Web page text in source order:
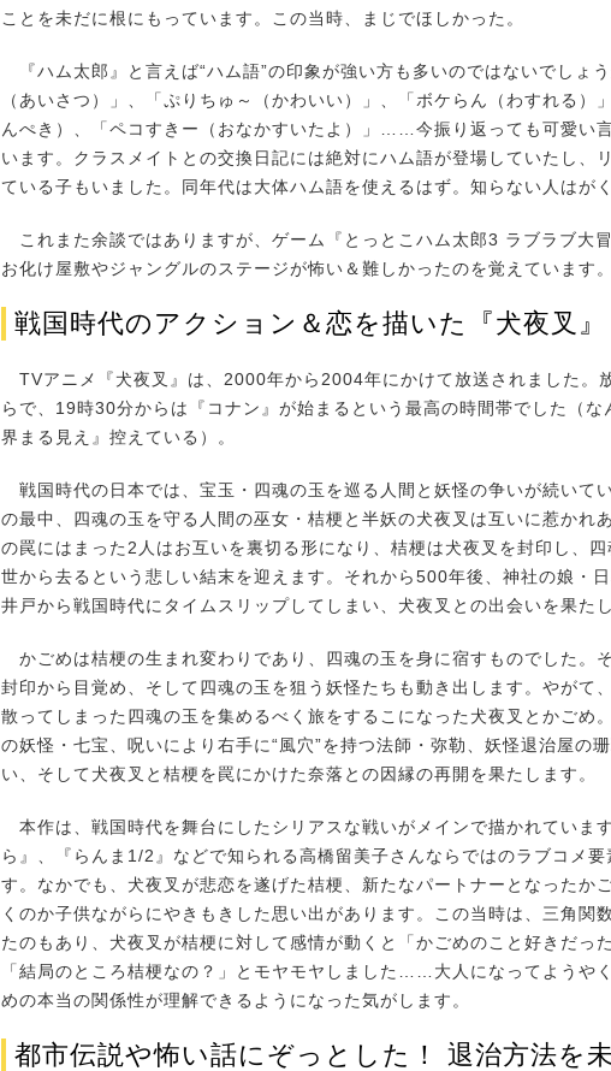
ことを未だに根にもっています。この当時、まじでほしかった。
『ハム太郎』と言えば“ハム語”の印象が強い方も多いのではないでしょ
（あいさつ）」、「ぷりちゅ～（かわいい）」、「ボケらん（わすれる）
んぺき）、「ペコすきー（おなかすいたよ）」……今振り返っても可愛い
います。クラスメイトとの交換日記には絶対にハム語が登場していたし、
ている子もいました。同年代は大体ハム語を使えるはず。知らない人はが
これまた余談ではありますが、ゲーム『とっとこハム太郎3 ラブラブ大冒
お化け屋敷やジャングルのステージが怖い＆難しかったのを覚えています。
戦国時代のアクション＆恋を描いた『犬夜叉』
TVアニメ『犬夜叉』は、2000年から2004年にかけて放送されました。
らで、19時30分からは『コナン』が始まるという最高の時間帯でした（な
界まる見え』控えている）。
戦国時代の日本では、宝玉・四魂の玉を巡る人間と妖怪の争いが続いて
の最中、四魂の玉を守る人間の巫女・桔梗と半妖の犬夜叉は互いに惹かれ
の罠にはまった2人はお互いを裏切る形になり、桔梗は犬夜叉を封印し、
世から去るという悲しい結末を迎えます。それから500年後、神社の娘・
井戸から戦国時代にタイムスリップしてしまい、犬夜叉との出会いを果たし
かごめは桔梗の生まれ変わりであり、四魂の玉を身に宿すものでした。
封印から目覚め、そして四魂の玉を狙う妖怪たちも動き出します。やがて
散ってしまった四魂の玉を集めるべく旅をするこになった犬夜叉とかごめ
の妖怪・七宝、呪いにより右手に“風穴”を持つ法師・弥勒、妖怪退治屋の
い、そして犬夜叉と桔梗を罠にかけた奈落との因縁の再開を果たします。
本作は、戦国時代を舞台にしたシリアスな戦いがメインで描かれていま
ら』、『らんま1/2』などで知られる高橋留美子さんならではのラブコメ要
す。なかでも、犬夜叉が悲恋を遂げた桔梗、新たなパートナーとなったか
くのか子供ながらにやきもきした思い出があります。この当時は、三角関
たのもあり、犬夜叉が桔梗に対して感情が動くと「かごめのこと好きだっ
「結局のところ桔梗なの？」とモヤモヤしました……大人になってようや
めの本当の関係性が理解できるようになった気がします。
都市伝説や怖い話にぞっとした！ 退治方法を